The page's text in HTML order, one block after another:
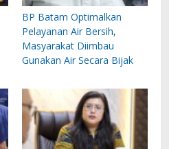
BP Batam Optimalkan
Pelayanan Air Bersih,
Masyarakat Diimbau
Gunakan Air Secara Bijak